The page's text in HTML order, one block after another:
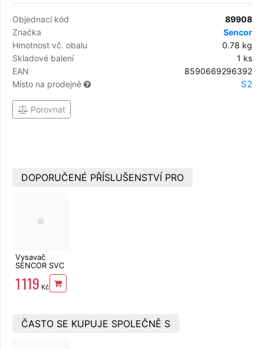
Objednací kód
89908
Značka
Sencor
Hmotnost vč. obalu
0.78 kg
Skladové balení
1 ks
EAN
8590669296392
Místo na prodejně
S2
Porovnat
DOPORUČENÉ PŘÍSLUŠENSTVÍ PRO
Vysavač
SENCOR SVC
1 119 Kč
ČASTO SE KUPUJE SPOLEČNĚ S